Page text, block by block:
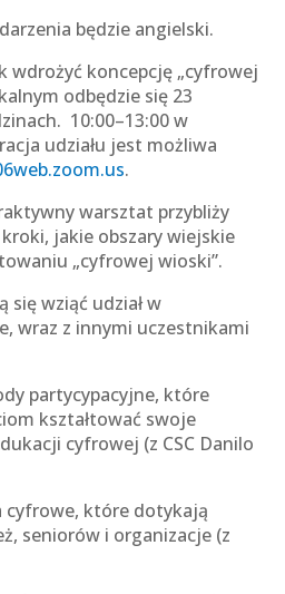
będzie angielski.
wdrożyć koncepcję „cyfrowej
odbędzie się 23
10:00–13:00 w
udziału jest możliwa
.
warsztat przybliży
jakie obszary wiejskie
„cyfrowej wioski”.
się wziąć udział w
wraz z innymi uczestnikami
partycypacyjne, które
kształtować swoje
cyfrowej (z CSC Danilo
cyfrowe, które dotykają
seniorów i organizacje (z